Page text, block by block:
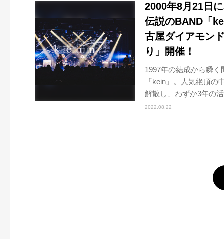
2000年8月21日
伝説のBAND「
古屋ダイアモン
り」開催！
1997年の結成から瞬
「kein」。人気絶頂
解散し、わずか3年の
2022.08.22